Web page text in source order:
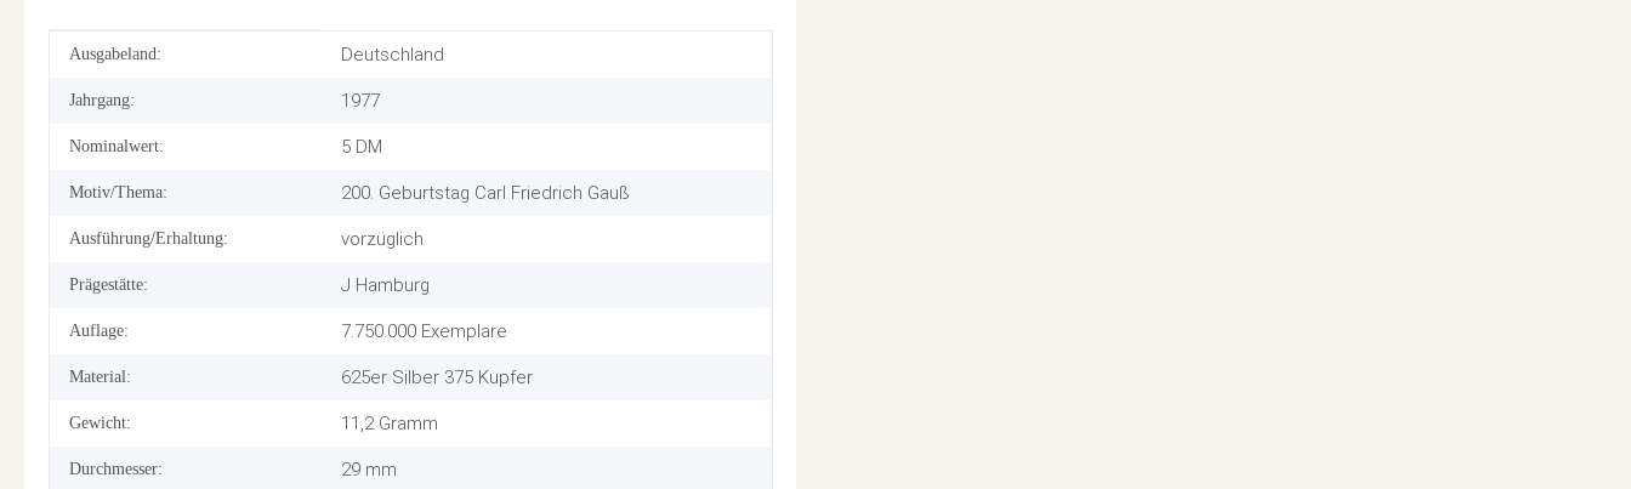
Produkteigenschaft
Wert
Ausgabeland: Deutschland
Jahrgang: 1977
Nominalwert: 5 DM
Motiv/Thema: 200. Geburtstag Carl Friedrich Gauß
Ausführung/Erhaltung: vorzüglich
Prägestätte: J Hamburg
Auflage: 7.750.000 Exemplare
Material: 625er Silber 375 Kupfer
Gewicht: 11,2 Gramm
Durchmesser: 29 mm